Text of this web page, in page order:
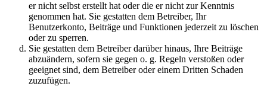
er nicht selbst erstellt hat oder die er nicht zur Kenntnis
genommen hat. Sie gestatten dem Betreiber, Ihr
Benutzerkonto, Beiträge und Funktionen jederzeit zu löschen
oder zu sperren.
Sie gestatten dem Betreiber darüber hinaus, Ihre Beiträge
abzuändern, sofern sie gegen o. g. Regeln verstoßen oder
geeignet sind, dem Betreiber oder einem Dritten Schaden
zuzufügen.